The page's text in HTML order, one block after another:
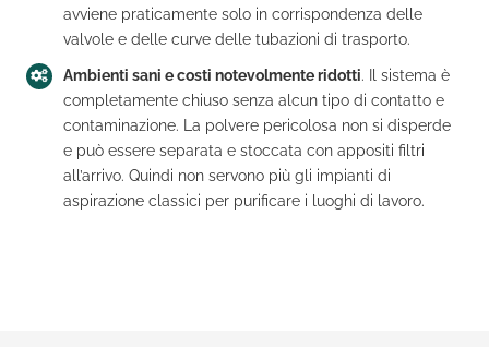
avviene praticamente solo in corrispondenza delle
valvole e delle curve delle tubazioni di trasporto.
Ambienti sani e costi notevolmente ridotti. Il sistema è
completamente chiuso senza alcun tipo di contatto e
contaminazione. La polvere pericolosa non si disperde
e può essere separata e stoccata con appositi filtri
all’arrivo. Quindi non servono più gli impianti di
aspirazione classici per purificare i luoghi di lavoro.